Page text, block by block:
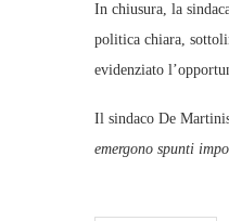
In chiusura, la
politica chiara,
evidenziato
Il sindaco De
emergono spunti